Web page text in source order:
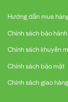
Hướng dẫn mua
Chính sách bảo hành
Chính sách khuyến
Chính sách bảo mật
Chính sách giao hàng